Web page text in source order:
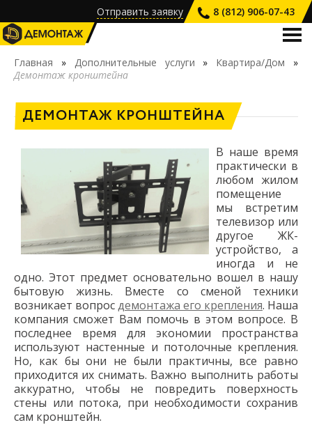
Отправить заявку 8 (812) 906-07-43
О КОМПАНИИ
УСЛУГИ
ПРАЙС-ЛИСТ
НАШИ РАБОТЫ
КОНТАКТЫ
Главная » Дополнительные услуги » Квартира/Дом »
Демонтаж кронштейна
ДЕМОНТАЖ КРОНШТЕЙНА
В наше время
практически в
любом жилом
помещение
мы встретим
телевизор или
другое ЖК-
устройство, а
иногда и не
одно. Этот предмет основательно вошел в нашу
бытовую жизнь. Вместе со сменой техники
возникает вопросдемонтажа его крепления. Наша
компания сможет Вам помочь в этом вопросе. В
последнее время для экономии пространства
используют настенные и потолочные крепления.
Но, как бы они не были практичны, все равно
приходится их снимать. Важно выполнить работы
аккуратно, чтобы не повредить поверхность
стены или потока, при необходимости сохранив
сам кронштейн.